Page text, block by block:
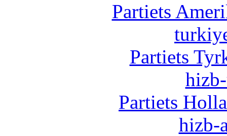
Partiets
Partiets
Partiets
hizb-